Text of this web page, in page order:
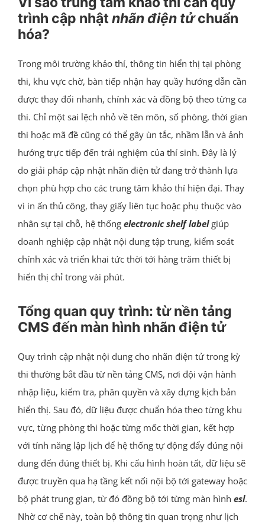
trình cập nhậtnhãn điện tửchuẩn
hóa?
Trong môi trường khảo thí, thông tin hiển thị tại phòng
thi, khu vực chờ, bàn tiếp nhận hay quầy hướng dẫn cần
được thay đổi nhanh, chính xác và đồng bộ theo từng ca
thi. Chỉ một sai lệch nhỏ về tên môn, số phòng, thời gian
thi hoặc mã đề cũng có thể gây ùn tắc, nhầm lẫn và ảnh
hưởng trực tiếp đến trải nghiệm của thí sinh. Đây là lý
do giải pháp cập nhật nhãn điện tử đang trở thành lựa
chọn phù hợp cho các trung tâm khảo thí hiện đại. Thay
vì in ấn thủ công, thay giấy liên tục hoặc phụ thuộc vào
nhân sự tại chỗ, hệ thống electronic shelf labelgiúp
doanh nghiệp cập nhật nội dung tập trung, kiểm soát
chính xác và triển khai tức thời tới hàng trăm thiết bị
hiển thị chỉ trong vài phút.
Tổng quan quy trình: từ nền tảng
CMS đến màn hình nhãn điện tử
Quy trình cập nhật nội dung cho nhãn điện tử trong kỳ
thi thường bắt đầu từ nền tảng CMS, nơi đội vận hành
nhập liệu, kiểm tra, phân quyền và xây dựng kịch bản
hiển thị. Sau đó, dữ liệu được chuẩn hóa theo từng khu
vực, từng phòng thi hoặc từng mốc thời gian, kết hợp
với tính năng lập lịch để hệ thống tự động đẩy đúng nội
dung đến đúng thiết bị. Khi cấu hình hoàn tất, dữ liệu sẽ
được truyền qua hạ tầng kết nối nội bộ tới gateway hoặc
bộ phát trung gian, từ đó đồng bộ tới từng màn hình esl.
Nhờ cơ chế này, toàn bộ thông tin quan trọng như lịch